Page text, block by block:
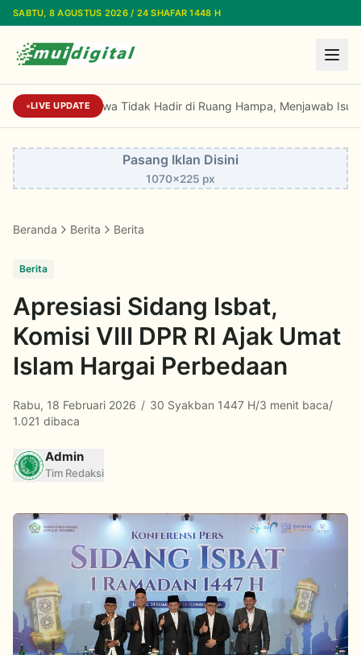
Lewati ke konten utama
SABTU, 8 AGUSTUS 2026 / 24 SHAFAR 1448 H
LIVE UPDATE
Sekjen MUI: Fatwa Tidak Hadir di Ruang Hampa, Menjawab Isu
Pasang Iklan Disini
1070x225 px
Beranda Berita Berita
Berita
Apresiasi Sidang Isbat,
Komisi VIII DPR RI Ajak Umat
Islam Hargai Perbedaan
Rabu, 18 Februari 2026 / 30 Syakban 1447 H/3 menit baca/
1.021 dibaca
Admin
Tim Redaksi